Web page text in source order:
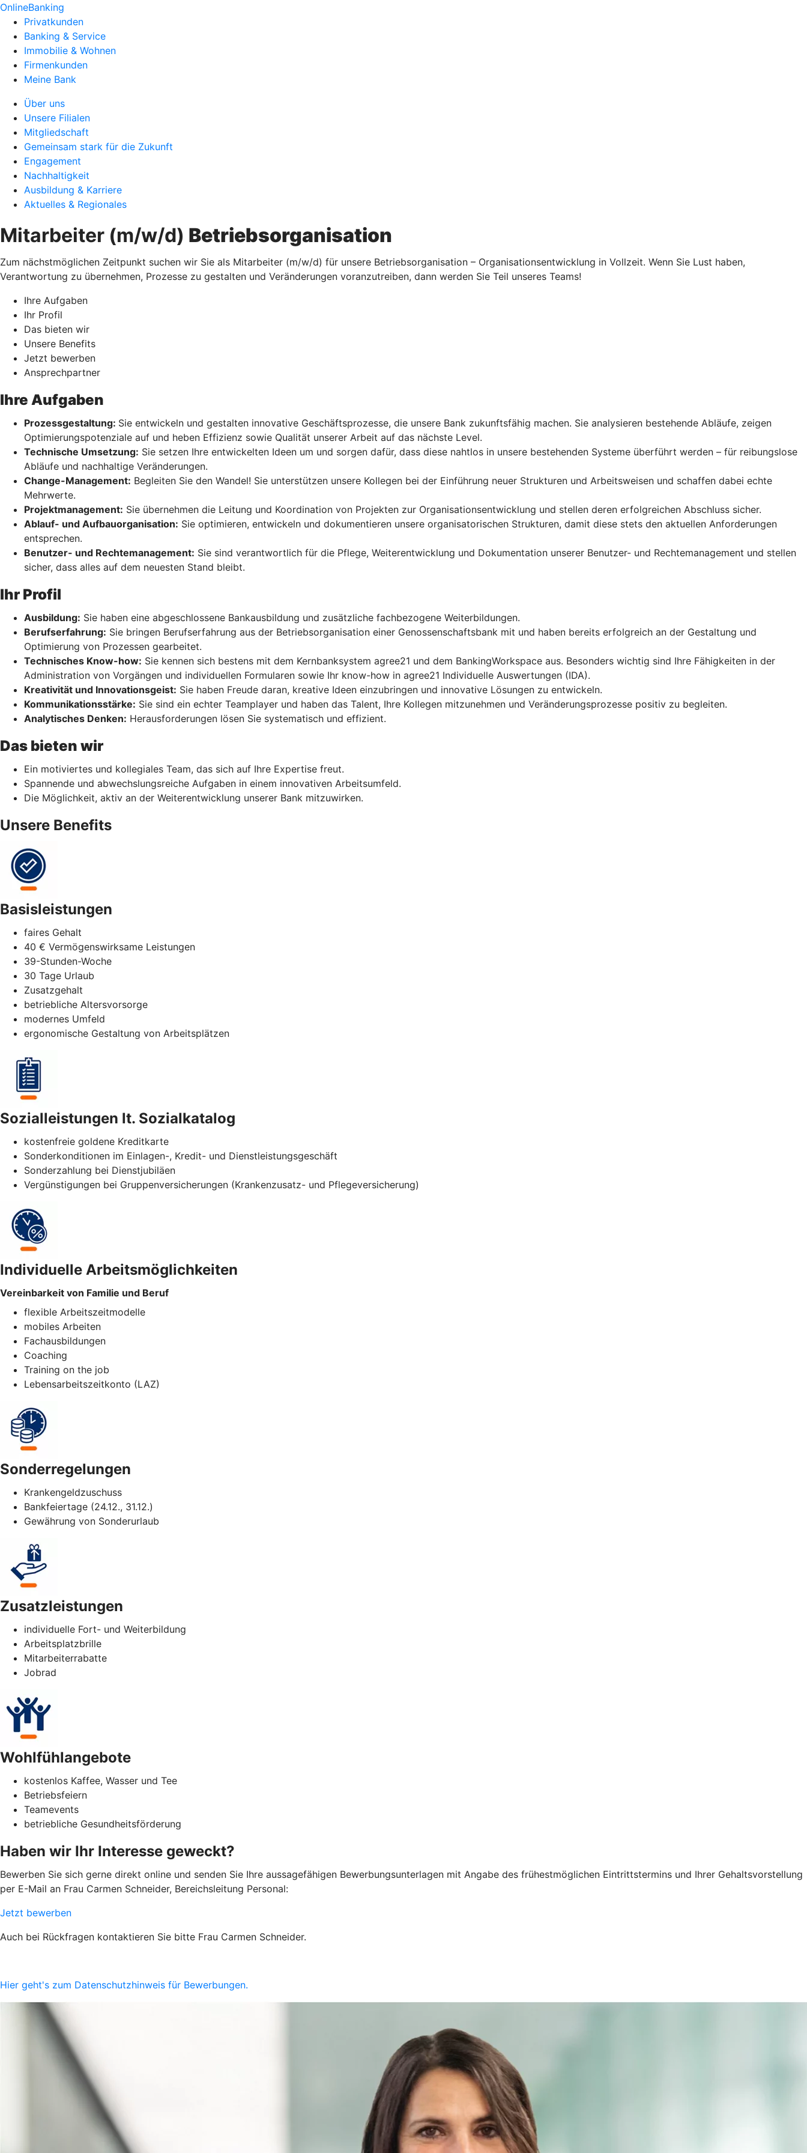
OnlineBanking
Privatkunden
Banking & Service
Immobilie & Wohnen
Firmenkunden
Meine Bank
Über uns
Unsere Filialen
Mitgliedschaft
Gemeinsam stark für die Zukunft
Engagement
Nachhaltigkeit
Ausbildung & Karriere
Aktuelles & Regionales
Mitarbeiter (m/w/d) Betriebsorganisation
Zum nächstmöglichen Zeitpunkt suchen wir Sie als Mitarbeiter (m/w/d) für unsere Betriebsorganisation – Organisationsentwicklung in Vollzeit. Wenn Sie Lust haben,
Verantwortung zu übernehmen, Prozesse zu gestalten und Veränderungen voranzutreiben, dann werden Sie Teil unseres Teams!
Ihre Aufgaben
Ihr Profil
Das bieten wir
Unsere Benefits
Jetzt bewerben
Ansprechpartner
Ihre Aufgaben
Prozessgestaltung: Sie entwickeln und gestalten innovative Geschäftsprozesse, die unsere Bank zukunftsfähig machen. Sie analysieren bestehende Abläufe, zeigen
Optimierungspotenziale auf und heben Effizienz sowie Qualität unserer Arbeit auf das nächste Level.
Technische Umsetzung: Sie setzen Ihre entwickelten Ideen um und sorgen dafür, dass diese nahtlos in unsere bestehenden Systeme überführt werden – für reibungslose
Abläufe und nachhaltige Veränderungen.
Change-Management: Begleiten Sie den Wandel! Sie unterstützen unsere Kollegen bei der Einführung neuer Strukturen und Arbeitsweisen und schaffen dabei echte
Mehrwerte.
Projektmanagement: Sie übernehmen die Leitung und Koordination von Projekten zur Organisationsentwicklung und stellen deren erfolgreichen Abschluss sicher.
Ablauf- und Aufbauorganisation: Sie optimieren, entwickeln und dokumentieren unsere organisatorischen Strukturen, damit diese stets den aktuellen Anforderungen
entsprechen.
Benutzer- und Rechtemanagement: Sie sind verantwortlich für die Pflege, Weiterentwicklung und Dokumentation unserer Benutzer- und Rechtemanagement und stellen
sicher, dass alles auf dem neuesten Stand bleibt.
Ihr Profil
Ausbildung: Sie haben eine abgeschlossene Bankausbildung und zusätzliche fachbezogene Weiterbildungen.
Berufserfahrung: Sie bringen Berufserfahrung aus der Betriebsorganisation einer Genossenschaftsbank mit und haben bereits erfolgreich an der Gestaltung und
Optimierung von Prozessen gearbeitet.
Technisches Know-how: Sie kennen sich bestens mit dem Kernbanksystem agree21 und dem BankingWorkspace aus. Besonders wichtig sind Ihre Fähigkeiten in der
Administration von Vorgängen und individuellen Formularen sowie Ihr know-how in agree21 Individuelle Auswertungen (IDA).
Kreativität und Innovationsgeist: Sie haben Freude daran, kreative Ideen einzubringen und innovative Lösungen zu entwickeln.
Kommunikationsstärke: Sie sind ein echter Teamplayer und haben das Talent, Ihre Kollegen mitzunehmen und Veränderungsprozesse positiv zu begleiten.
Analytisches Denken: Herausforderungen lösen Sie systematisch und effizient.
Das bieten wir
Ein motiviertes und kollegiales Team, das sich auf Ihre Expertise freut.
Spannende und abwechslungsreiche Aufgaben in einem innovativen Arbeitsumfeld.
Die Möglichkeit, aktiv an der Weiterentwicklung unserer Bank mitzuwirken.
Unsere Benefits
Basisleistungen
faires Gehalt
40 € Vermögenswirksame Leistungen
39-Stunden-Woche
30 Tage Urlaub
Zusatzgehalt
betriebliche Altersvorsorge
modernes Umfeld
ergonomische Gestaltung von Arbeitsplätzen
Sozialleistungen lt. Sozialkatalog
kostenfreie goldene Kreditkarte
Sonderkonditionen im Einlagen-, Kredit- und Dienstleistungsgeschäft
Sonderzahlung bei Dienstjubiläen
Vergünstigungen bei Gruppenversicherungen (Krankenzusatz- und Pflegeversicherung)
Individuelle Arbeitsmöglichkeiten
Vereinbarkeit von Familie und Beruf
flexible Arbeitszeitmodelle
mobiles Arbeiten
Fachausbildungen
Coaching
Training on the job
Lebensarbeitszeitkonto (LAZ)
Sonderregelungen
Krankengeldzuschuss
Bankfeiertage (24.12., 31.12.)
Gewährung von Sonderurlaub
Zusatzleistungen
individuelle Fort- und Weiterbildung
Arbeitsplatzbrille
Mitarbeiterrabatte
Jobrad
Wohlfühlangebote
kostenlos Kaffee, Wasser und Tee
Betriebsfeiern
Teamevents
betriebliche Gesundheitsförderung
Haben wir Ihr Interesse geweckt?
Bewerben Sie sich gerne direkt online und senden Sie Ihre aussagefähigen Bewerbungsunterlagen mit Angabe des frühestmöglichen Eintrittstermins und Ihrer Gehaltsvorstellung
per E-Mail an Frau Carmen Schneider, Bereichsleitung Personal:
Jetzt bewerben
Auch bei Rückfragen kontaktieren Sie bitte Frau Carmen Schneider.
Hier geht's zum Datenschutzhinweis für Bewerbungen.